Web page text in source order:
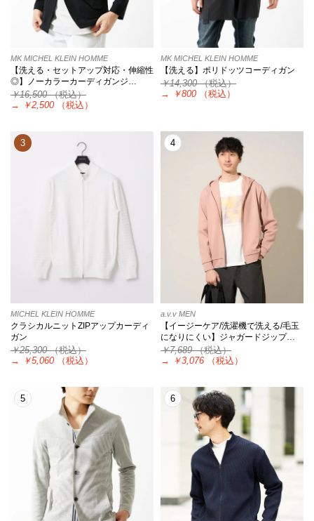
MK MICHEL KLEIN HOMME
【洗える・セットアップ対応・伸縮性
◎】ノーカラーカーディガンジ…
￥16,500（税込）
→
￥2,500 （税込）
MK MICHEL KLEIN HOMME
【洗える】ポリドッツコーディガン
￥14,300（税込）
→
￥800 （税込）
3
MICHEL KLEIN HOMME
クラシカルニットZIPアップカーディ
ガン
￥25,300（税込）
→
￥5,060 （税込）
4
a.v.v MEN
【イージーケア/洗濯機で洗える/毛玉
になりにくい】ジャガードジップ…
￥7,689（税込）
→
￥3,076 （税込）
5 6